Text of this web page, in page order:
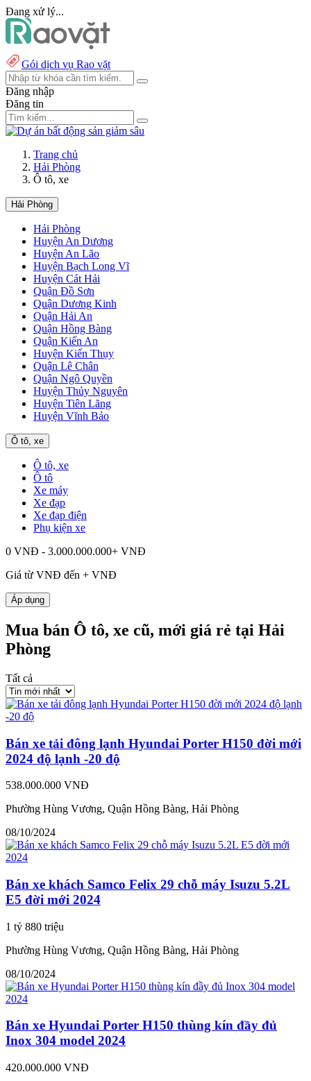
Đang xử lý...
Gói dịch vụ Rao vặt
Đăng nhập
Đăng tin
Trang chủ
Hải Phòng
Ô tô, xe
Hải Phòng
Hải Phòng
Huyện An Dương
Huyện An Lão
Huyện Bạch Long Vĩ
Huyện Cát Hải
Quận Đồ Sơn
Quận Dương Kinh
Quận Hải An
Quận Hồng Bàng
Quận Kiến An
Huyện Kiến Thụy
Quận Lê Chân
Quận Ngô Quyền
Huyện Thủy Nguyên
Huyện Tiên Lãng
Huyện Vĩnh Bảo
Ô tô, xe
Ô tô, xe
Ô tô
Xe máy
Xe đạp
Xe đạp điện
Phụ kiện xe
0 VNĐ - 3.000.000.000+ VNĐ
Giá từ VNĐ đến + VNĐ
Áp dụng
Mua bán Ô tô, xe cũ, mới giá rẻ tại Hải
Phòng
Tất cả
Bán xe tải đông lạnh Hyundai Porter H150 đời mới
2024 độ lạnh -20 độ
538.000.000 VNĐ
Phường Hùng Vương, Quận Hồng Bàng, Hải Phòng
08/10/2024
Bán xe khách Samco Felix 29 chỗ máy Isuzu 5.2L
E5 đời mới 2024
1 tỷ 880 triệu
Phường Hùng Vương, Quận Hồng Bàng, Hải Phòng
08/10/2024
Bán xe Hyundai Porter H150 thùng kín đầy đủ
Inox 304 model 2024
420.000.000 VNĐ